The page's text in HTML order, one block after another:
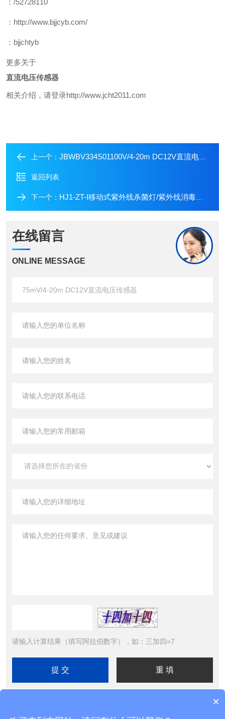
×
：/52728110
：http://www.bjjcyb.com/
：bjjchtyb
更多关于
直流电压传感器
相关介绍，请登录http://www.jcht2011.com
上一个： JBWBV334S01100V/4-20m DC12V直流电压传感器
返回列表
下一个： HJ1-ZT-I移动式紫外线杀菌灯/紫外线消毒车价格
在线留言
ONLINE MESSAGE
请输入计算结果（填写阿拉伯数字），如：三加四=7